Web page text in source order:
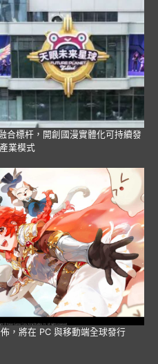
合標杆，開創國漫實體化可持續發
業模式
，將在 PC 與移動端全球發行